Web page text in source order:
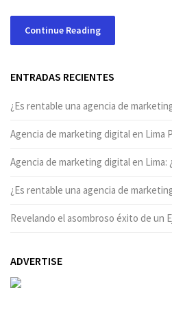
Continue Reading
ENTRADAS RECIENTES
¿Es rentable una agencia de
Agencia de marketing digital en Lima
Agencia de marketing digital en Lima:
¿Es rentable una agencia de
Revelando el asombroso éxito de un
ADVERTISE